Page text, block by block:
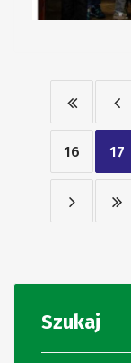
Szukaj
16 17